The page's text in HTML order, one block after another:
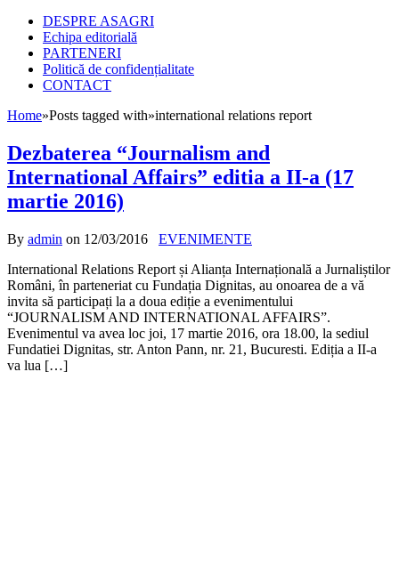
DESPRE ASAGRI
Echipa editorială
PARTENERI
Politică de confidențialitate
CONTACT
Home»Posts tagged with»international relations report
Dezbaterea “Journalism and
International Affairs” editia a II-a (17
martie 2016)
By admin on 12/03/2016
EVENIMENTE
International Relations Report și Alianța Internațională a Jurnaliștilor
Români, în parteneriat cu Fundația Dignitas, au onoarea de a vă
invita să participați la a doua ediție a evenimentului
“JOURNALISM AND INTERNATIONAL AFFAIRS”.
Evenimentul va avea loc joi, 17 martie 2016, ora 18.00, la sediul
Fundatiei Dignitas, str. Anton Pann, nr. 21, Bucuresti. Ediția a II-a
va lua […]